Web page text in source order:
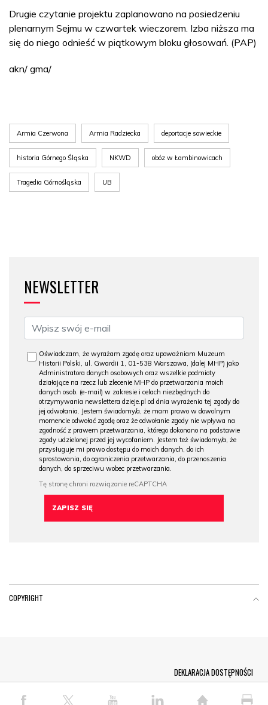
Drugie czytanie projektu zaplanowano na posiedzeniu
plenarnym Sejmu w czwartek wieczorem. Izba niższa ma
się do niego odnieść w piątkowym bloku głosowań. (PAP)
akn/ gma/
Armia Czerwona Armia Radziecka deportacje sowieckie
historia Górnego Śląska NKWD obóz w Łambinowicach
Tragedia Górnośląska UB
NEWSLETTER
Oświadczam, że wyrażam zgodę oraz upoważniam Muzeum
Historii Polski, ul. Gwardii 1, 01-538 Warszawa, (dalej MHP) jako
Administratora danych osobowych oraz wszelkie podmioty
działające na rzecz lub zlecenie MHP do przetwarzania moich
danych osob. (e-mail) w zakresie i celach niezbędnych do
otrzymywania newslettera dzieje.pl od dnia wyrażenia tej zgody do
jej odwołania. Jestem świadomy/a, że mam prawo w dowolnym
momencie odwołać zgodę oraz że odwołanie zgody nie wpływa na
zgodność z prawem przetwarzania, którego dokonano na podstawie
zgody udzielonej przed jej wycofaniem. Jestem też świadomy/a, że
przysługuje mi prawo dostępu do moich danych, do ich
sprostowania, do ograniczenia przetwarzania, do przenoszenia
danych, do sprzeciwu wobec przetwarzania.
COPYRIGHT
© COPYRIGHT PAP 2026
DEKLARACJA DOSTĘPNOŚCI